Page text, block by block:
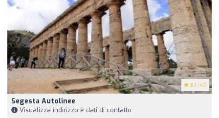
3.1 (47)
Segesta Autolinee
Visualizza indirizzo e dati di contatto